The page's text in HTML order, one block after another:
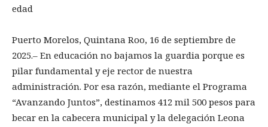
edad
Puerto Morelos, Quintana Roo, 16 de septiembre de
2025.– En educación no bajamos la guardia porque es
pilar fundamental y eje rector de nuestra
administración. Por esa razón, mediante el Programa
“Avanzando Juntos”, destinamos 412 mil 500 pesos para
becar en la cabecera municipal y la delegación Leona